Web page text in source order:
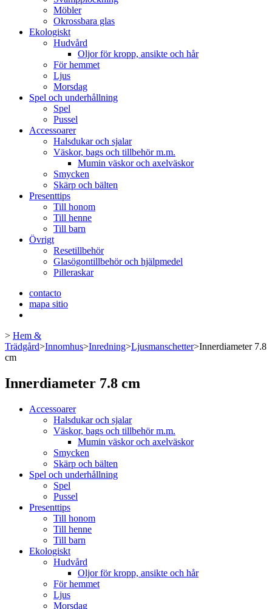
Möbler
Okrossbara glas
Ekologiskt
Hudvård
Oljor för kropp, ansikte och hår
För hemmet
Ljus
Morsdag
Spel och underhållning
Spel
Pussel
Accessoarer
Halsdukar och sjalar
Väskor, bags och tillbehör m.m.
Mumin väskor och axelväskor
Smycken
Skärp och bälten
Presenttips
Till honom
Till henne
Till barn
Övrigt
Resetillbehör
Glasögontillbehör och hjälpmedel
Pilleraskar
contacto
mapa sitio
> Hem &
Trädgård>Innomhus>Inredning>Ljusmanschetter>Innerdiameter 7.8
cm
Innerdiameter 7.8 cm
Accessoarer
Halsdukar och sjalar
Väskor, bags och tillbehör m.m.
Mumin väskor och axelväskor
Smycken
Skärp och bälten
Spel och underhållning
Spel
Pussel
Presenttips
Till honom
Till henne
Till barn
Ekologiskt
Hudvård
Oljor för kropp, ansikte och hår
För hemmet
Ljus
Morsdag